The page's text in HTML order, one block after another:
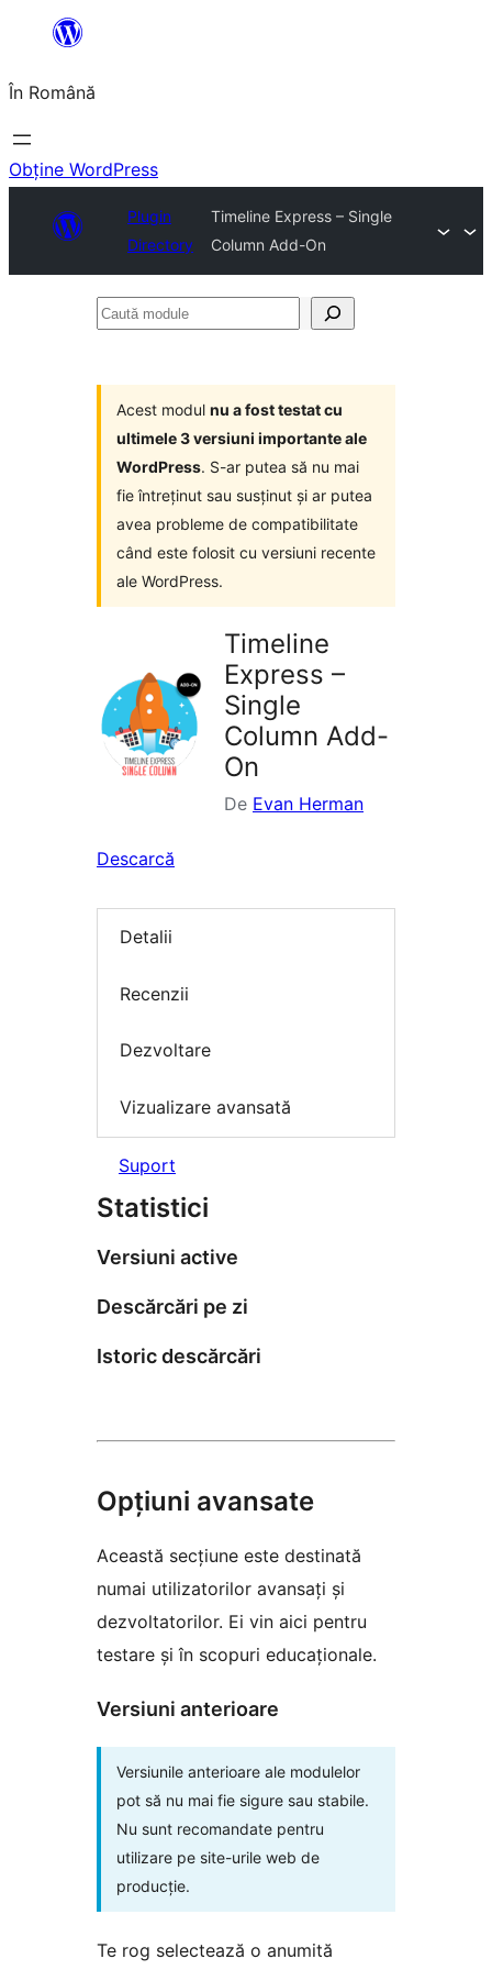
conținut
În Română
Obține WordPress
Plugin
Directory
Timeline Express – Single
Column Add-On
Caută
Acest modul nu a fost testat cu
ultimele 3 versiuni importante ale
WordPress. S-ar putea să nu mai
fie întreținut sau susținut și ar putea
avea probleme de compatibilitate
când este folosit cu versiuni recente
ale WordPress.
Timeline
Express –
Single
Column Add-
On
De Evan Herman
Descarcă
Detalii
Recenzii
Dezvoltare
Vizualizare avansată
Suport
Statistici
Versiuni active
Descărcări pe zi
Istoric descărcări
Opțiuni avansate
Această secțiune este destinată
numai utilizatorilor avansați și
dezvoltatorilor. Ei vin aici pentru
testare și în scopuri educaționale.
Versiuni anterioare
Versiunile anterioare ale modulelor
pot să nu mai fie sigure sau stabile.
Nu sunt recomandate pentru
utilizare pe site-urile web de
producție.
Te rog selectează o anumită